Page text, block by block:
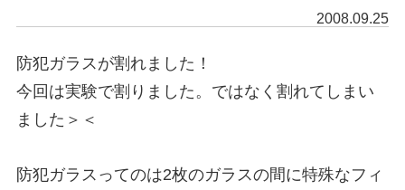
2008.09.25
防犯ガラスが割れました！
今回は実験で割りました。ではなく割れてしまい
ました＞＜
防犯ガラスってのは2枚のガラスの間に特殊なフィ